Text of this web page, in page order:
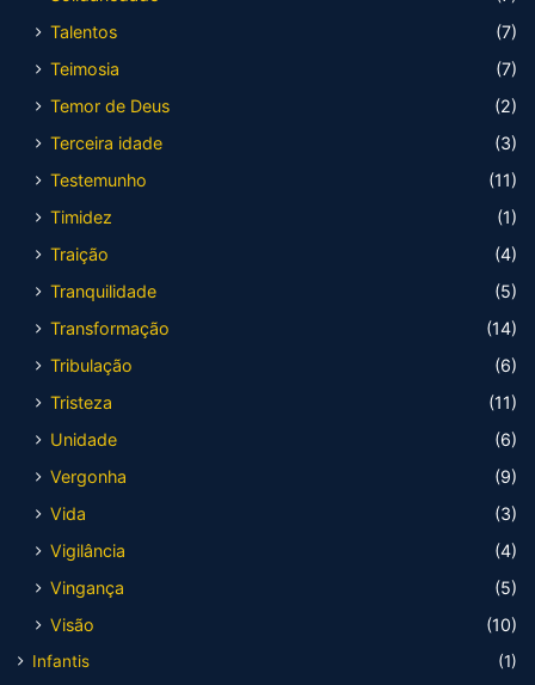
Talentos
(7)
Teimosia
(7)
Temor de Deus
(2)
Terceira idade
(3)
Testemunho
(11)
Timidez
(1)
Traição
(4)
Tranquilidade
(5)
Transformação
(14)
Tribulação
(6)
Tristeza
(11)
Unidade
(6)
Vergonha
(9)
Vida
(3)
Vigilância
(4)
Vingança
(5)
Visão
(10)
Infantis
(1)